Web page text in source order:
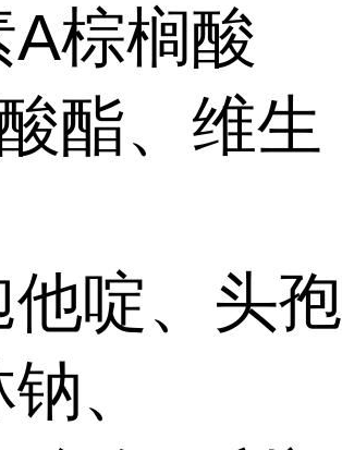
棕榈酸
酯、维生
啶、头孢
、